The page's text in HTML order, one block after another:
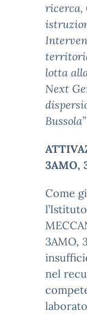
ricerca,
lotta
Next
3AMO,
Come
3AMO,
nel